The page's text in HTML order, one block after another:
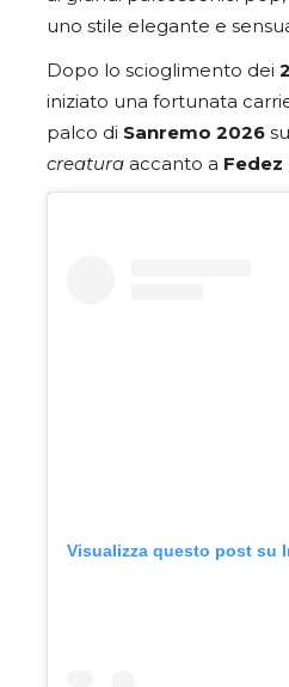
uno stile elegante e
Dopo lo scioglimento dei
iniziato una fortunata
palco di Sanremo 2026
creatura accanto a Fedez
Visualizza questo post su